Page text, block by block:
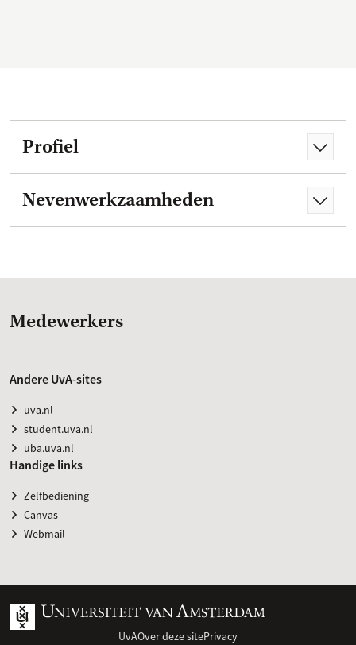
Profiel
Nevenwerkzaamheden
Medewerkers
Andere UvA-sites
uva.nl
student.uva.nl
uba.uva.nl
Handige links
Zelfbediening
Canvas
Webmail
UvAOver deze sitePrivacy